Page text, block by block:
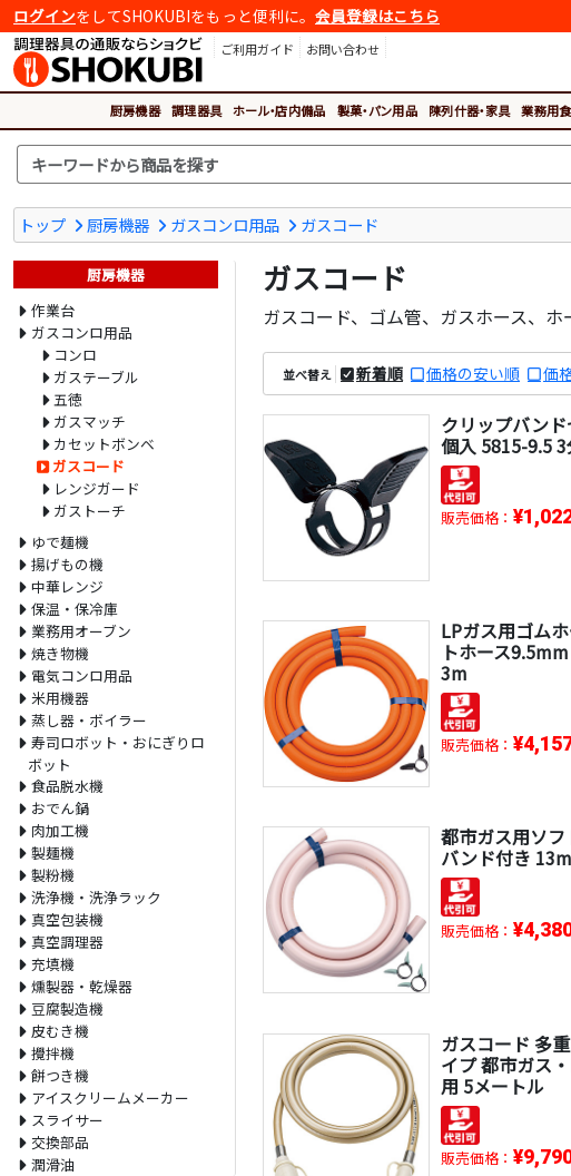
ログインをしてSHOKUBIをもっと便利に。 会員登録はこちら
ご利用ガイド
お問い合わせ
厨房機器 調理器具 ホール・店内備品 製菓・パン用品 陳列什器・家具 業務用
トップ 厨房機器 ガスコンロ用品 ガスコード
ガスコード
ガスコード、ゴム管、ガスホース、ホ
並べ替え 新着順 価格の安い順 価
クリップバン
個入 5815-9.5 3
販売価格：
LPガス用ゴム
トホース
3m
販売価格：
都市ガス用ソフ
バンド付き
販売価格：
ガスコード 多
イプ 都市ガス
用 5メートル
販売価格：
厨房機器
作業台
ガスコンロ用品
コンロ
ガステーブル
五徳
ガスマッチ
カセットボンベ
ガスコード
レンジガード
ガストーチ
ゆで麺機
揚げもの機
中華レンジ
保温・保冷庫
業務用オーブン
焼き物機
電気コンロ用品
米用機器
蒸し器・ボイラー
寿司ロボット・おにぎりロ
ボット
食品脱水機
おでん鍋
肉加工機
製麺機
製粉機
洗浄機・洗浄ラック
真空包装機
真空調理器
充填機
燻製器・乾燥器
豆腐製造機
皮むき機
攪拌機
餅つき機
アイスクリームメーカー
スライサー
交換部品
潤滑油